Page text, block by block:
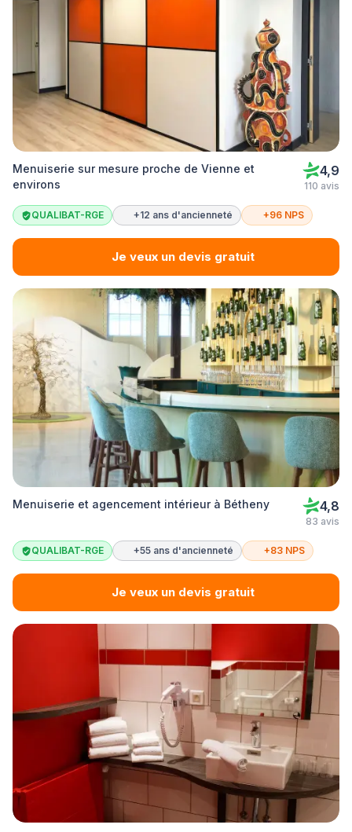
Menuiserie sur mesure proche de Vienne et
environs
4,9
110 avis
QUALIBAT-RGE +12 ans d'ancienneté +96 NPS
Je veux un devis gratuit
Menuiserie et agencement intérieur à Bétheny 4,8
83 avis
QUALIBAT-RGE +55 ans d'ancienneté +83 NPS
Je veux un devis gratuit